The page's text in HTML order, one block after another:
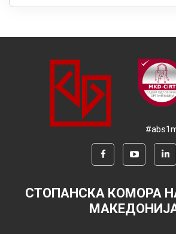
СТОПАНСКА КОМОРА